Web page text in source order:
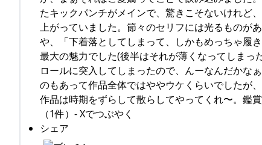
たキックパンチがメインで、驚きこそないけれど
上がっていました。節々のセリフには光るものが
や、「下着落としてしまって、しかもめっちゃ履
最大の魅力でした(後半はそれが薄くなってしま
ロールに突入してしまったので、んーなんだかな
のもあって作品全体ではややウケくらいでしたが
作品は時期をずらして散らしてやってくれ〜。鑑
（1件）- Xでつぶやく
シェア